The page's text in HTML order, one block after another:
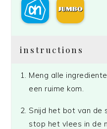
instructions
Meng alle
een ruime kom.
Snijd het bot van de
stop het vlees in de